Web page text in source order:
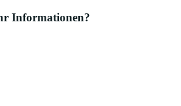
Informationen?